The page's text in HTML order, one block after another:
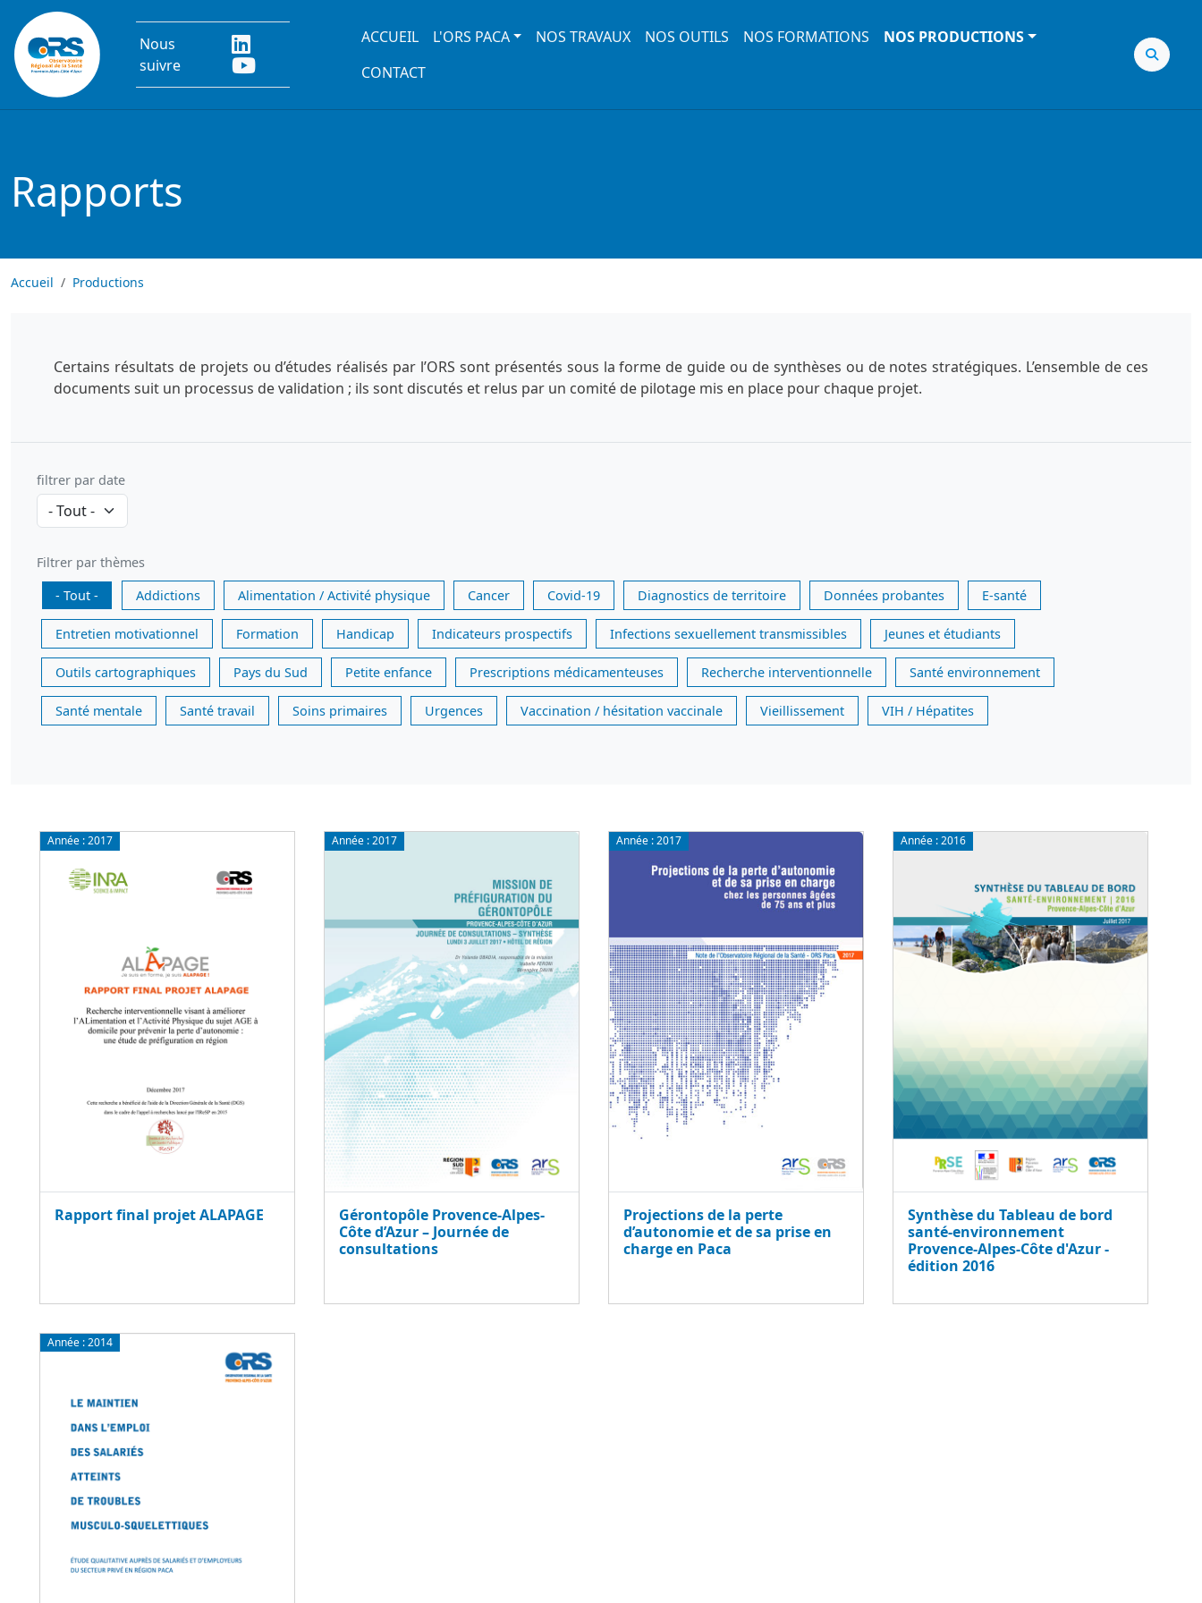
Aller au contenu principal
Nous
suivre
Main navigation
ACCUEIL L'ORS PACA NOS TRAVAUX NOS OUTILS NOS FORMATIONS
NOS PRODUCTIONS
CONTACT
Rapports
Accueil Productions
Certains résultats de projets ou d’études réalisés par l’ORS sont présentés sous la forme de guide ou de synthèses ou de notes stratégiques. L’ensemble de ces
documents suit un processus de validation ; ils sont discutés et relus par un comité de pilotage mis en place pour chaque projet.
filtrer par date
Filtrer par thèmes
- Tout -
Addictions Alimentation / Activité physique Cancer Covid-19 Diagnostics de territoire Données probantes E-santé
Entretien motivationnel Formation Handicap Indicateurs prospectifs Infections sexuellement transmissibles Jeunes et étudiants
Outils cartographiques Pays du Sud Petite enfance Prescriptions médicamenteuses Recherche interventionnelle Santé environnement
Santé mentale Santé travail Soins primaires Urgences Vaccination / hésitation vaccinale Vieillissement VIH / Hépatites
Année :2017
Rapport final projet ALAPAGE
Année :2017
Gérontopôle Provence-Alpes-
Côte d’Azur – Journée de
consultations
Année :2017
Projections de la perte
d’autonomie et de sa prise en
charge en Paca
Année :2016
Synthèse du Tableau de bord
santé-environnement
Provence-Alpes-Côte d'Azur -
édition 2016
Année :2014